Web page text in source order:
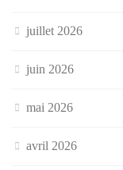
juillet 2026
juin 2026
mai 2026
avril 2026